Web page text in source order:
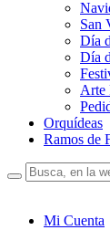
San
Día
Día
Arte
Orquídeas
Ramos de
Mi Cuenta